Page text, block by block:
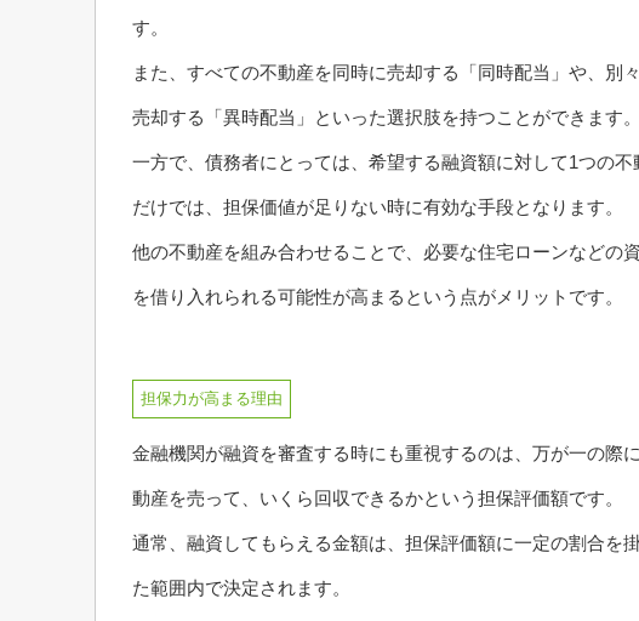
す。
また、すべての不動産を同時に売却する「同時配当」や、別
売却する「異時配当」といった選択肢を持つことができます。
一方で、債務者にとっては、希望する融資額に対して1つの不
だけでは、担保価値が足りない時に有効な手段となります。
他の不動産を組み合わせることで、必要な住宅ローンなどの
を借り入れられる可能性が高まるという点がメリットです。
担保力が高まる理由
金融機関が融資を審査する時にも重視するのは、万が一の際
動産を売って、いくら回収できるかという担保評価額です。
通常、融資してもらえる金額は、担保評価額に一定の割合を
た範囲内で決定されます。